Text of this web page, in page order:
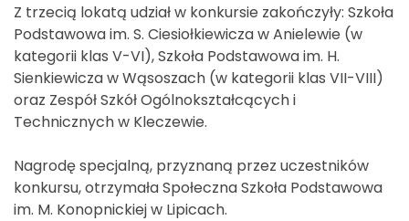
Z trzecią lokatą udział w konkursie zakończyły: Szkoła
Podstawowa im. S. Ciesiołkiewicza w Anielewie (w
kategorii klas V-VI), Szkoła Podstawowa im. H.
Sienkiewicza w Wąsoszach (w kategorii klas VII-VIII)
oraz Zespół Szkół Ogólnokształcących i
Technicznych w Kleczewie.
Nagrodę specjalną, przyznaną przez uczestników
konkursu, otrzymała Społeczna Szkoła Podstawowa
im. M. Konopnickiej w Lipicach.